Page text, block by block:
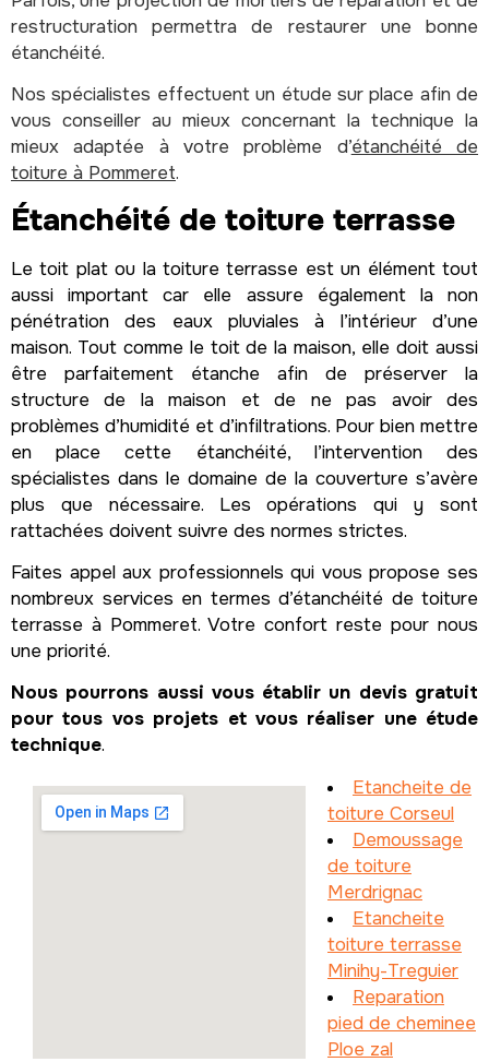
restructuration permettra de restaurer une bonne
étanchéité.
Nos spécialistes effectuent un étude sur place afin de
vous conseiller au mieux concernant la technique la
mieux adaptée à votre problème d’étanchéité de
toiture à Pommeret.
Étanchéité de toiture terrasse
Le toit plat ou la toiture terrasse est un élément tout
aussi important car elle assure également la non
pénétration des eaux pluviales à l’intérieur d’une
maison. Tout comme le toit de la maison, elle doit aussi
être parfaitement étanche afin de préserver la
structure de la maison et de ne pas avoir des
problèmes d’humidité et d’infiltrations. Pour bien mettre
en place cette étanchéité, l’intervention des
spécialistes dans le domaine de la couverture s’avère
plus que nécessaire. Les opérations qui y sont
rattachées doivent suivre des normes strictes.
Faites appel aux professionnels qui vous propose ses
nombreux services en termes d’étanchéité de toiture
terrasse à Pommeret. Votre confort reste pour nous
une priorité.
Nous pourrons aussi vous établir un devis gratuit
pour tous vos projets et vous réaliser une étude
technique.
Etancheite de
toiture Corseul
Demoussage
de toiture
Merdrignac
Etancheite
toiture terrasse
Minihy-Treguier
Reparation
pied de cheminee
Ploe zal